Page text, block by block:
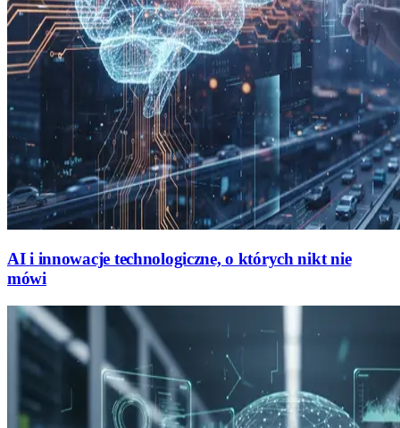
AI i innowacje technologiczne, o których nikt nie
mówi